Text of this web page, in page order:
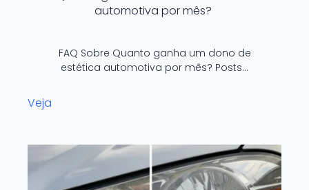
automotiva por mês?
FAQ Sobre Quanto ganha um dono de
estética automotiva por mês? Posts…
Veja